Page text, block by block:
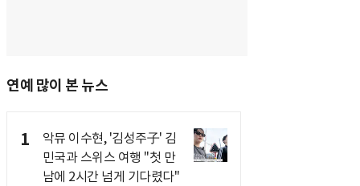
연예 많이 본 뉴스
1
악뮤 이수현, '김성주子' 김
민국과 스위스 여행 "첫 만
남에 2시간 넘게 기다렸다"